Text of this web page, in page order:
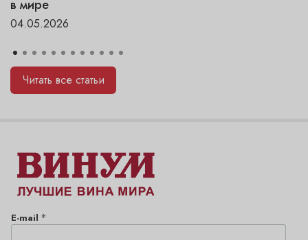
в мире
04.05.2026
Читать все статьи
E-mail *